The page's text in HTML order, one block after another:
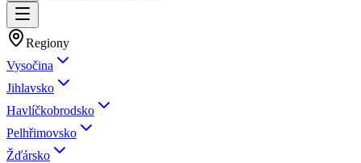
Regiony
Vysočina
Jihlavsko
Havlíčkobrodsko
Pelhřimovsko
Žďársko